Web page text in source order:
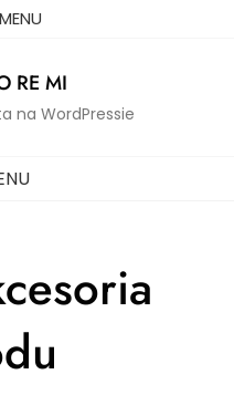
RE MI
na WordPressie